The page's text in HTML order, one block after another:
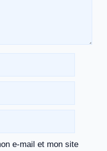
e-mail et mon site